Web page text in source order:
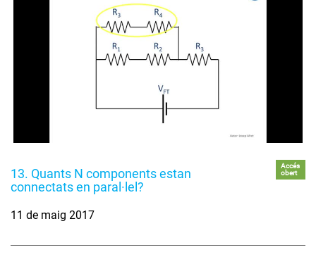
13. Quants N components estan
connectats en paral·lel?
Accés
obert
11 de maig 2017